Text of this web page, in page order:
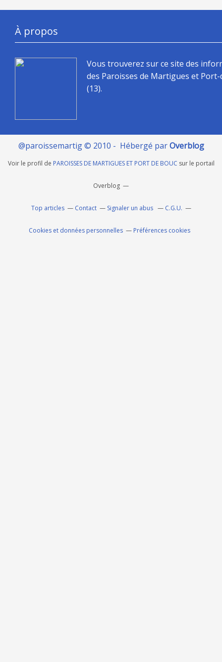
À propos
Vous trouverez sur ce site des
des Paroisses de Martigues et
(13).
@paroissemartig © 2010 - Hébergé parOverblog
Voir le profil de PAROISSES DE MARTIGUES ET PORT DE BOUC sur le portail
Overblog
Top articles Contact Signaler un abus C.G.U.
Cookies et données personnelles Préférences cookies